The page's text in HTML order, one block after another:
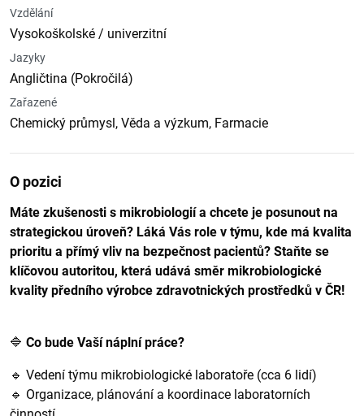
Vzdělání
Vysokoškolské / univerzitní
Jazyky
Angličtina (Pokročilá)
Zařazené
Chemický průmysl, Věda a výzkum, Farmacie
O pozici
Máte zkušenosti s mikrobiologií a chcete je posunout na
strategickou úroveň? Láká Vás role v týmu, kde má kvalita
prioritu a přímý vliv na bezpečnost pacientů? Staňte se
klíčovou autoritou, která udává směr mikrobiologické
kvality předního výrobce zdravotnických prostředků v ČR!
🔷 Co bude Vaší náplní práce?
🔹 Vedení týmu mikrobiologické laboratoře (cca 6 lidí)
🔹 Organizace, plánování a koordinace laboratorních